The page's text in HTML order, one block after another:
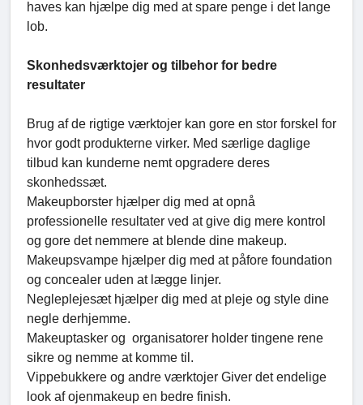
haves kan hjælpe dig med at spare penge i det lange
lob.
Skonhedsværktojer og tilbehor for bedre
resultater
Brug af de rigtige værktojer kan gore en stor forskel for
hvor godt produkterne virker. Med særlige daglige
tilbud kan kunderne nemt opgradere deres
skonhedssæt.
Makeupborster hjælper dig med at opnå
professionelle resultater ved at give dig mere kontrol
og gore det nemmere at blende dine makeup.
Makeupsvampe hjælper dig med at påfore foundation
og concealer uden at lægge linjer.
Negleplejesæt hjælper dig med at pleje og style dine
negle derhjemme.
Makeuptasker og organisatorer holder tingene rene
sikre og nemme at komme til.
Vippebukkere og andre værktojer Giver det endelige
look af ojenmakeup en bedre finish.